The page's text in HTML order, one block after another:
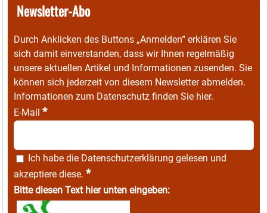
Newsletter-Abo
Durch Anklicken des Buttons „Anmelden“ erklären Sie
sich damit einverstanden, dass wir Ihnen regelmäßig
unsere aktuellen Artikel und Informationen zusenden. Sie
können sich jederzeit von diesem Newsletter abmelden.
Informationen zum Datenschutz finden Sie hier.
E-Mail *
Ich habe die Datenschutzerklärung gelesen und
akzeptiere diese. *
Bitte diesen Text hier unten eingeben: